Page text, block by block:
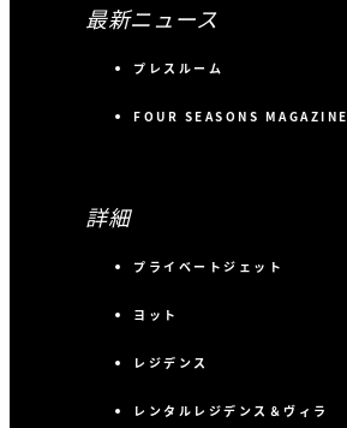
最新ニュース
プレスルーム
FOUR SEASONS MAGAZINE
詳細
プライベートジェット
ヨット
レジデンス
レンタルレジデンス＆ヴィラ